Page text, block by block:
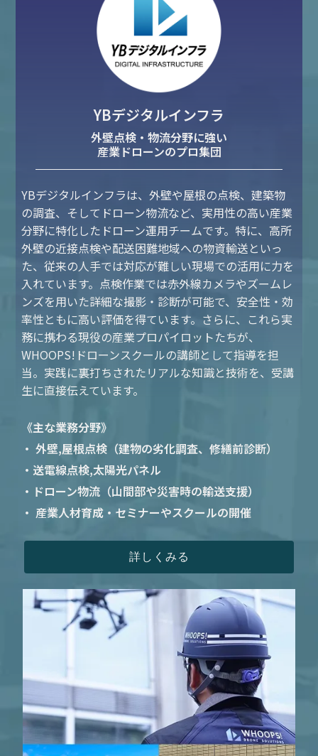
YBデジタルインフラ
外壁点検・物流分野に強い
産業ドローンのプロ集団
YBデジタルインフラは、外壁や屋根の点検、建築物
の調査、そしてドローン物流など、実用性の高い産業
分野に特化したドローン運用チームです。特に、高所
外壁の近接点検や配送困難地域への物資輸送といっ
た、従来の人手では対応が難しい現場での活用に力を
入れています。点検作業では赤外線カメラやズームレ
ンズを用いた詳細な撮影・診断が可能で、安全性・効
率性ともに高い評価を得ています。さらに、これら実
務に携わる現役の産業プロパイロットたちが、
WHOOPS!ドローンスクールの講師として指導を担
当。実践に裏打ちされたリアルな知識と技術を、受講
生に直接伝えています。
《主な業務分野》
・ 外壁,屋根点検（建物の劣化調査、修繕前診断）
・送電線点検,太陽光パネル
・ドローン物流（山間部や災害時の輸送支援）
・ 産業人材育成・セミナーやスクールの開催
詳しくみる